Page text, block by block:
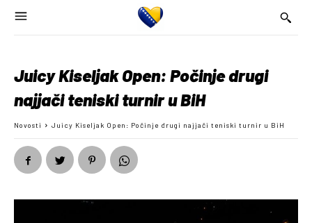
Juicy Kiseljak Open: Počinje drugi
najjači teniski turnir u BiH
Novosti Juicy Kiseljak Open: Počinje drugi najjači teniski turnir u BiH